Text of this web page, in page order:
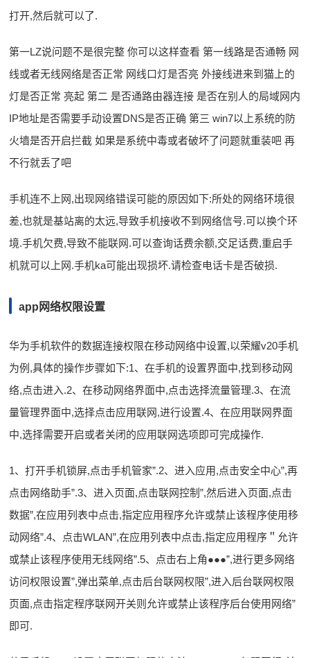
打开,然后就可以了.
第一LZ说问题不是很完整 你可以这样查看 第一线路是否通畅 网
线或者无线网络是否正常 网线口灯是否亮 外接线进来到猫上的
灯是否正常 亮起 第二 是否通路由器连接 是否在别人的局域网内
IP地址是否需要手动设置DNS是否正确 第三 win7以上系统的防
火墙是否开启拦截 如果是系统中毒或者破坏了问题就重装吧 再
不行就丢了吧
手机连不上网,出现网络错误可能的原因如下:所处的网络环境很
差,也就是基站离的太远,导致手机接收不到网络信号.可以换个环
境.手机欠费,导致不能联网.可以查询话费余额,交足话费,重启手
机就可以上网.手机ka可能出现损坏.请检查电话卡是否破损.
app网络权限设置
华为手机软件的数据连接权限在移动网络中设置,以荣耀v20手机
为例,具体的操作步骤如下:1、在手机的设置界面中,找到移动网
络,点击进入.2、在移动网络界面中,点击选择流量管理.3、在流
量管理界面中,选择点击应用联网,进行设置.4、在应用联网界面
中,选择需要开启或者关闭的应用联网选项即可完成操作.
1、打开手机锁屏,点击手机管家”.2、进入应用,点击安全中心”,再
点击网络助手”.3、进入页面,点击联网控制”,然后进入页面,点击
数据”,在应用列表中点击,指定应用程序允许或禁止该程序使用移
动网络”.4、点击WLAN”,在应用列表中点击,指定应用程序＂允许
或禁止该程序使用无线网络”.5、点击右上角●●●”,进行更多网络
访问权限设置”,弹出菜单,点击后台联网权限”,进入后台联网权限
页面,点击指定程序联网开关则允许或禁止该程序后台使用网络”
即可.